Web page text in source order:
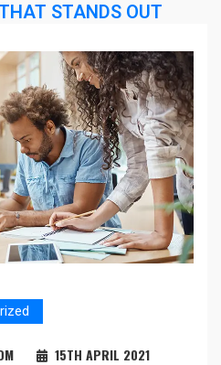
STANDS OUT
15TH APRIL 2021